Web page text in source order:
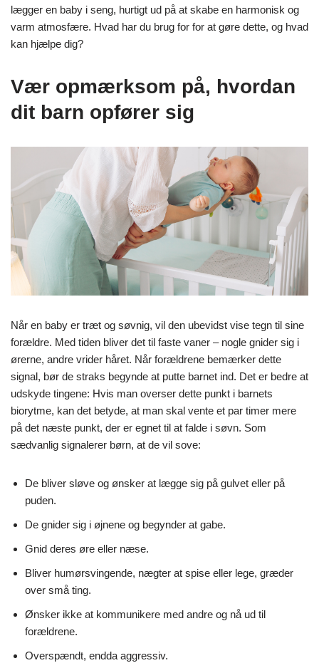
lægger en baby i seng, hurtigt ud på at skabe en harmonisk og
varm atmosfære. Hvad har du brug for for at gøre dette, og hvad
kan hjælpe dig?
Vær opmærksom på, hvordan
dit barn opfører sig
Når en baby er træt og søvnig, vil den ubevidst vise tegn til sine
forældre. Med tiden bliver det til faste vaner – nogle gnider sig i
ørerne, andre vrider håret. Når forældrene bemærker dette
signal, bør de straks begynde at putte barnet ind. Det er bedre at
udskyde tingene: Hvis man overser dette punkt i barnets
biorytme, kan det betyde, at man skal vente et par timer mere
på det næste punkt, der er egnet til at falde i søvn. Som
sædvanlig signalerer børn, at de vil sove:
De bliver sløve og ønsker at lægge sig på gulvet eller på
puden.
De gnider sig i øjnene og begynder at gabe.
Gnid deres øre eller næse.
Bliver humørsvingende, nægter at spise eller lege, græder
over små ting.
Ønsker ikke at kommunikere med andre og nå ud til
forældrene.
Overspændt, endda aggressiv.